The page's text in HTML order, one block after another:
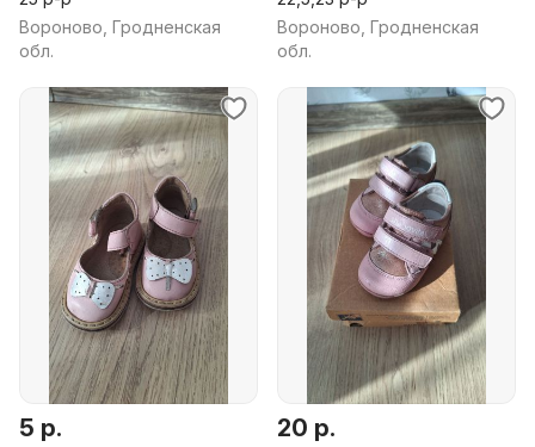
Вороново, Гродненская
обл.
Вороново, Гродненская
обл.
5 р. 20 р.